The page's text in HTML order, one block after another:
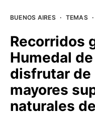
BUENOS AIRES
PROVINCIAS
BUENOS AIRES · TEMAS ·
Recorridos
Humedal
disfrutar de
mayores
naturales